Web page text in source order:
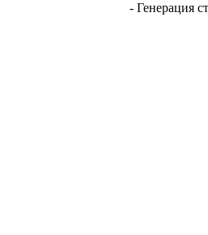
- Генерация